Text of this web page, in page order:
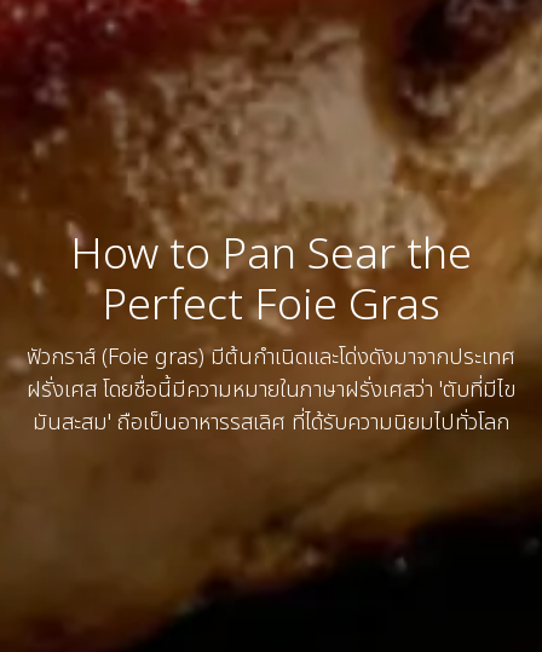
How to Pan Sear the
Perfect Foie Gras
ฟัวกราส์ (Foie gras) มีต้นกำเนิดและโด่งดังมาจากประเทศ
ฝรั่งเศส โดยชื่อนี้มีความหมายในภาษาฝรั่งเศสว่า 'ตับที่มีไข
มันสะสม' ถือเป็นอาหารรสเลิศ ที่ได้รับความนิยมไปทั่วโลก